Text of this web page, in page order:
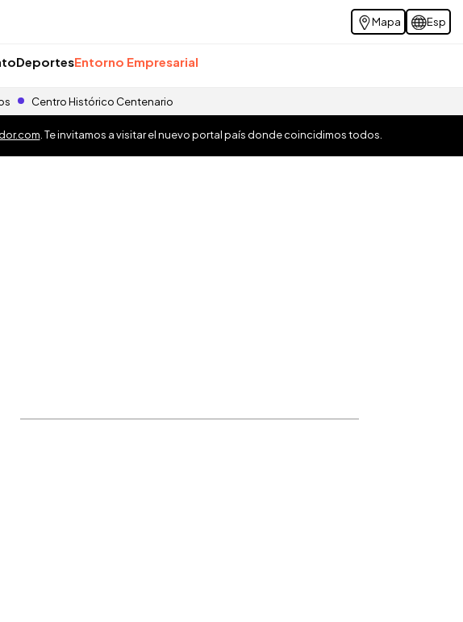
Mapa Esp
DeportesEntorno Empresarial
Centro Histórico Centenario
. Te invitamos a visitar el nuevo portal país donde coincidimos todos.